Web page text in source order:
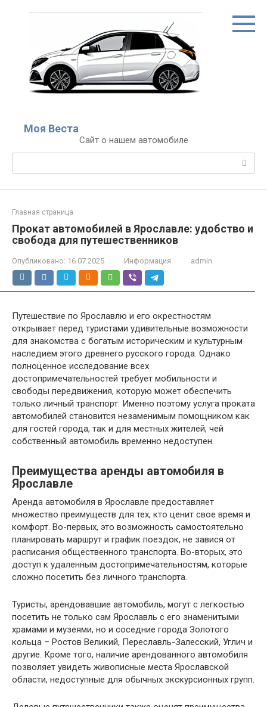
Моя Веста
Сайт о нашем автомобиле
Поиск:
Главная страница
Прокат автомобилей в Ярославле: удобство и
свобода для путешественников
Опубликовано: 16.07.2025 Информация admin
Путешествие по Ярославлю и его окрестностям
открывает перед туристами удивительные возможности
для знакомства с богатым историческим и культурным
наследием этого древнего русского города. Однако
полноценное исследование всех
достопримечательностей требует мобильности и
свободы передвижения, которую может обеспечить
только личный транспорт. Именно поэтому услуга проката
автомобилей становится незаменимым помощником как
для гостей города, так и для местных жителей, чей
собственный автомобиль временно недоступен.
Преимущества аренды автомобиля в
Ярославле
Аренда автомобиля в Ярославле предоставляет
множество преимуществ для тех, кто ценит свое время и
комфорт. Во-первых, это возможность самостоятельно
планировать маршрут и график поездок, не завися от
расписания общественного транспорта. Во-вторых, это
доступ к удаленным достопримечательностям, которые
сложно посетить без личного транспорта.
Туристы, арендовавшие автомобиль, могут с легкостью
посетить не только сам Ярославль с его знаменитыми
храмами и музеями, но и соседние города Золотого
кольца – Ростов Великий, Переславль-Залесский, Углич и
другие. Кроме того, наличие арендованного автомобиля
позволяет увидеть живописные места Ярославской
области, недоступные для обычных экскурсионных групп.